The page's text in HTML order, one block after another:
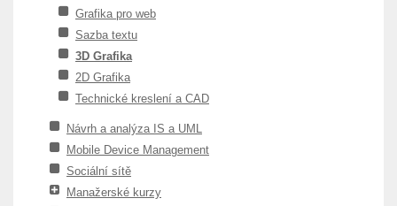
Grafika pro web
Sazba textu
3D Grafika
2D Grafika
Technické kreslení a CAD
Návrh a analýza IS a UML
Mobile Device Management
Sociální sítě
Manažerské kurzy